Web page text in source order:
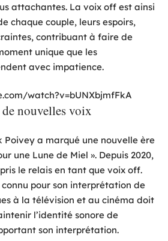
attachantes. La voix off est ainsi
chaque couple, leurs espoirs,
contribuant à faire de
unique que les
avec impatience.
watch?v=bUNXbjmfFkA
nouvelles voix
a marqué une nouvelle ère
une Lune de Miel ». Depuis 2020,
le relais en tant que voix off.
connu pour son interprétation de
à la télévision et au cinéma doit
l’identité sonore de
son interprétation.